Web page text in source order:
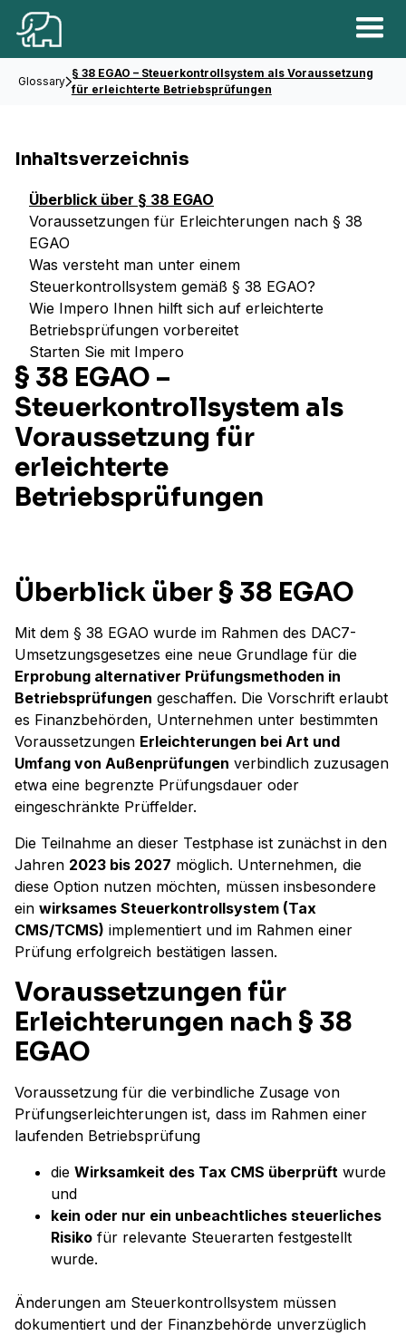
Glossary
§ 38 EGAO – Steuerkontrollsystem als Voraussetzung
für erleichterte Betriebsprüfungen
Inhaltsverzeichnis
Überblick über § 38 EGAO
Voraussetzungen für Erleichterungen nach § 38
EGAO
Was versteht man unter einem
Steuerkontrollsystem gemäß § 38 EGAO?
Wie Impero Ihnen hilft sich auf erleichterte
Betriebsprüfungen vorbereitet
Starten Sie mit Impero
§ 38 EGAO –
Steuerkontrollsystem als
Voraussetzung für
erleichterte
Betriebsprüfungen
Überblick über § 38 EGAO
Mit dem § 38 EGAO wurde im Rahmen des DAC7-
Umsetzungsgesetzes eine neue Grundlage für die
Erprobung alternativer Prüfungsmethoden in
Betriebsprüfungen geschaffen. Die Vorschrift erlaubt
es Finanzbehörden, Unternehmen unter bestimmten
Voraussetzungen Erleichterungen bei Art und
Umfang von Außenprüfungen verbindlich zuzusagen
etwa eine begrenzte Prüfungsdauer oder
eingeschränkte Prüffelder.
Die Teilnahme an dieser Testphase ist zunächst in den
Jahren 2023 bis 2027 möglich. Unternehmen, die
diese Option nutzen möchten, müssen insbesondere
ein wirksames Steuerkontrollsystem (Tax
CMS/TCMS) implementiert und im Rahmen einer
Prüfung erfolgreich bestätigen lassen.
Voraussetzungen für
Erleichterungen nach § 38
EGAO
Voraussetzung für die verbindliche Zusage von
Prüfungserleichterungen ist, dass im Rahmen einer
laufenden Betriebsprüfung
die Wirksamkeit des Tax CMS überprüft wurde
und
kein oder nur ein unbeachtliches steuerliches
Risiko für relevante Steuerarten festgestellt
wurde.
Änderungen am Steuerkontrollsystem müssen
dokumentiert und der Finanzbehörde unverzüglich